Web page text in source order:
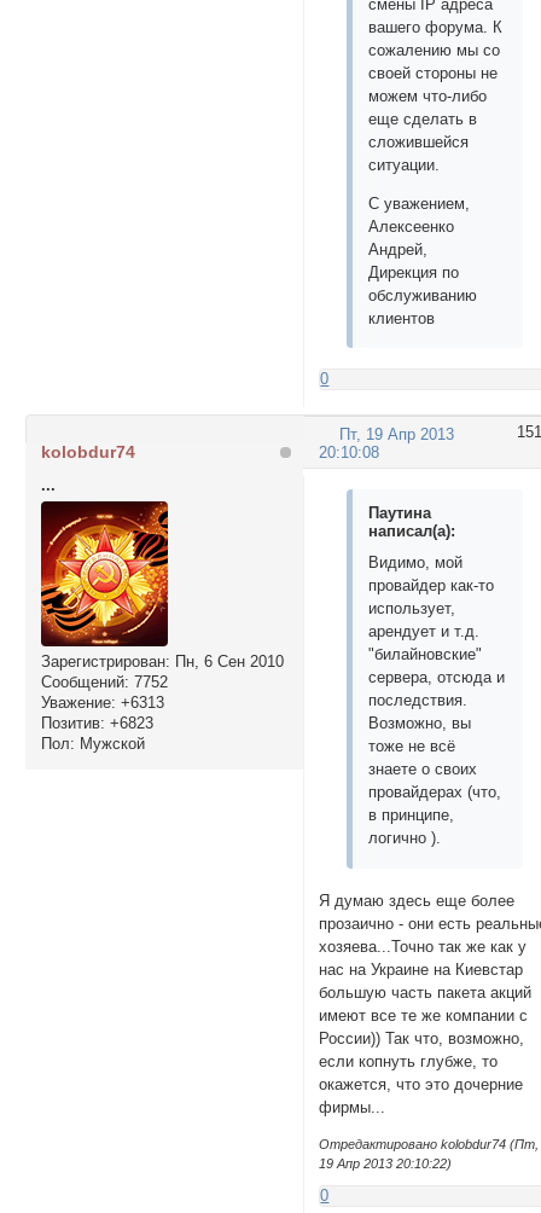
смены IP адреса
вашего форума. К
сожалению мы со
своей стороны не
можем что-либо
еще сделать в
сложившейся
ситуации.
С уважением,
Алексеенко
Андрей,
Дирекция по
обслуживанию
клиентов
0
151
Пт, 19 Апр 2013
20:10:08
kolobdur74
...
Зарегистрирован: Пн, 6 Сен 2010
Сообщений: 7752
Уважение: +6313
Позитив: +6823
Пол: Мужской
Паутина
написал(а):
Видимо, мой
провайдер как-то
использует,
арендует и т.д.
"билайновские"
сервера, отсюда и
последствия.
Возможно, вы
тоже не всё
знаете о своих
провайдерах (что,
в принципе,
логично ).
Я думаю здесь еще более
прозаично - они есть
хозяева...Точно так же как у
нас на Украине на Киевстар
большую часть пакета акций
имеют все те же компании с
России)) Так что, возможно,
если копнуть глубже, то
окажется, что это дочерние
фирмы...
Отредактировано kolobdur74 (Пт,
19 Апр 2013 20:10:22)
0